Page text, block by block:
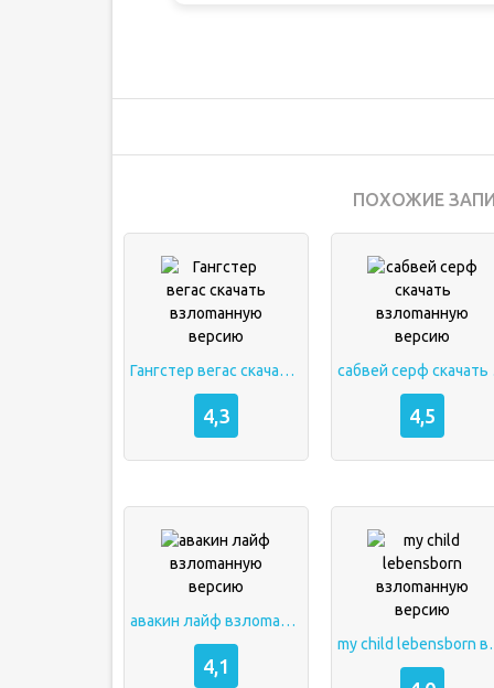
ПОХОЖИЕ
Гангстер вегас скачать взлоmанную версию
4,3 4,5
авакин лайф взлоmанную версию
4,1
my child